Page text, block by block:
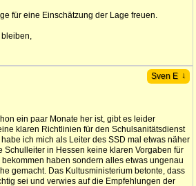
für eine Einschätzung der Lage freuen.
bleiben,
Sven E ↓
ein paar Monate her ist, gibt es leider
klaren Richtlinien für den Schulsanitätsdienst
ich mich als Leiter des SSD mal etwas näher
Schulleiter in Hessen keine klaren Vorgaben für
haben sondern alles etwas ungenau
gemacht. Das Kultusministerium betonte, dass
sei und verwies auf die Empfehlungen der